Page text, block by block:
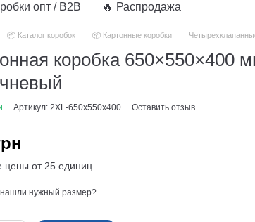
опт / B2B 🔥 Распродажа
📦 Каталог коробок 📦 Картонные коробки
коробка 650×550×400
Артикул: 2XL-650x550x400 Оставить отзыв
цены от 25 единиц
нужный размер?